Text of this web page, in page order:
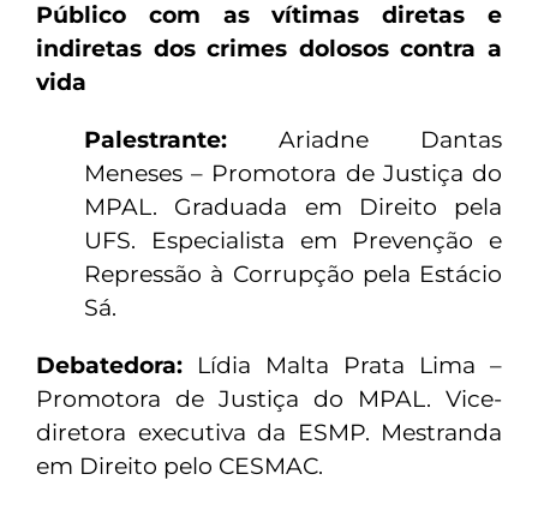
Público com as vítimas diretas e
indiretas dos crimes dolosos contra a
vida
Palestrante: Ariadne Dantas
Meneses – Promotora de Justiça do
MPAL. Graduada em Direito pela
UFS. Especialista em Prevenção e
Repressão à Corrupção pela Estácio
Sá.
Debatedora: Lídia Malta Prata Lima –
Promotora de Justiça do MPAL. Vice-
diretora executiva da ESMP. Mestranda
em Direito pelo CESMAC.